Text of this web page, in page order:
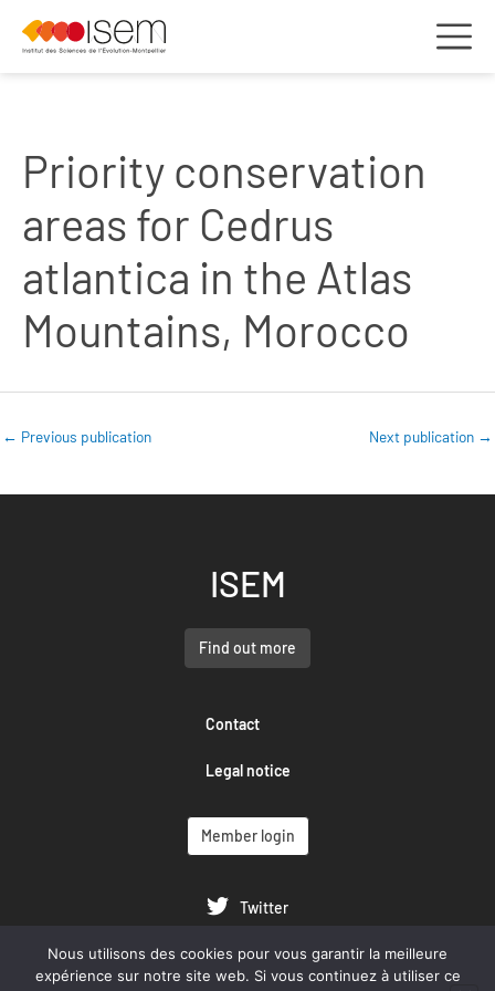
Priority conservation
areas for Cedrus
atlantica in the Atlas
Mountains, Morocco
← Previous publication Next publication →
ISEM
Find out more
Contact
Legal notice
Member login
Twitter
Google Scholar
Nous utilisons des cookies pour vous garantir la meilleure
expérience sur notre site web. Si vous continuez à utiliser ce